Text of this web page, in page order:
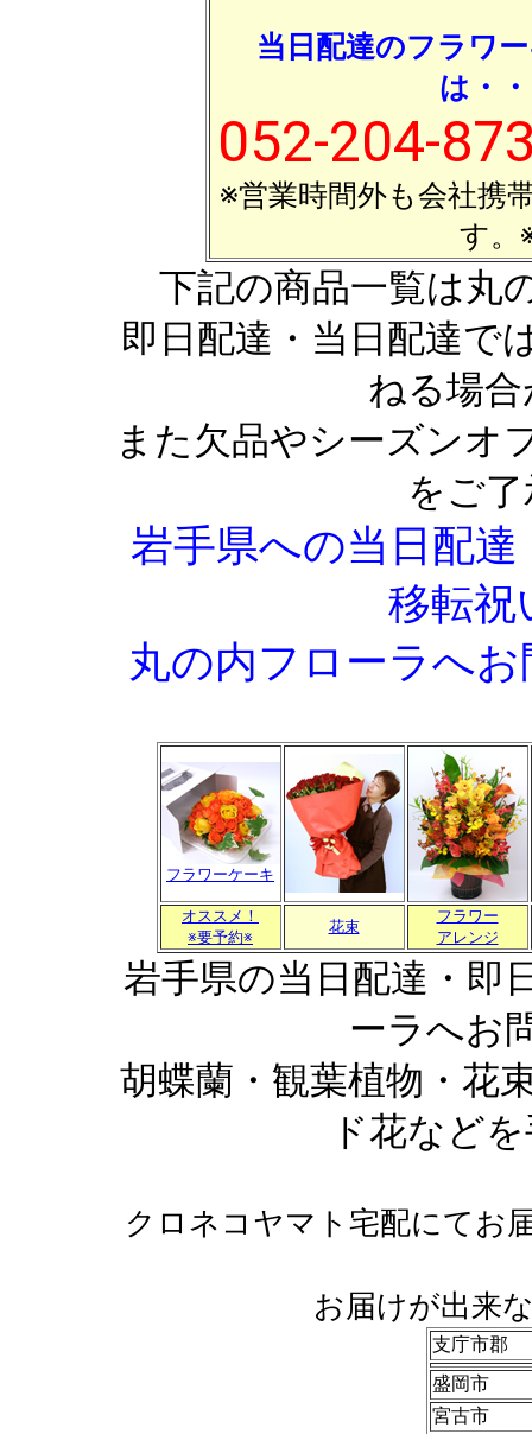
当日配達のフラワ
は・
052-204-
※営業時間外も会社携
す。
下記の商品一覧は丸
即日配達・当日配達で
ねる場
また欠品やシーズンオ
をご
岩手県への当日配
移転祝
丸の内フローラへ
フラワーケーキ
オススメ！
※要予約※
花束
フラワー
アレンジ
岩手県の当日配達・即
ーラへお
胡蝶蘭・観葉植物・花
ド花など
クロネコヤマト宅配にてお
お届けが出来
支庁市郡
盛岡市
宮古市